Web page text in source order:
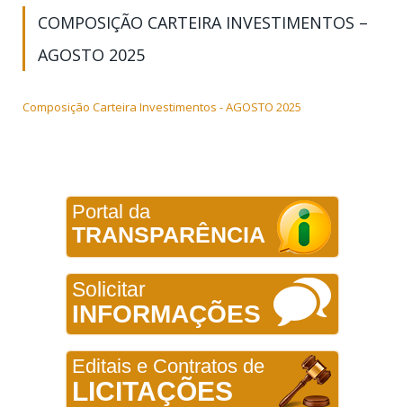
COMPOSIÇÃO CARTEIRA INVESTIMENTOS –
AGOSTO 2025
Composição Carteira Investimentos - AGOSTO 2025
Portal da
TRANSPARÊNCIA
Solicitar
INFORMAÇÕES
Editais e Contratos de
LICITAÇÕES